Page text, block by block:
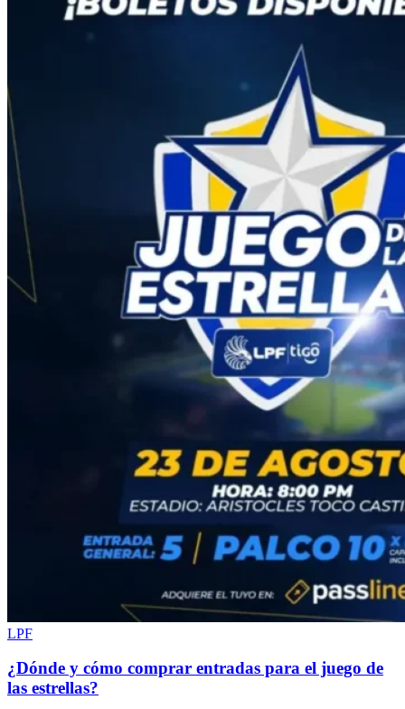
LPF
¿Dónde y cómo comprar entradas para el juego de
las estrellas?